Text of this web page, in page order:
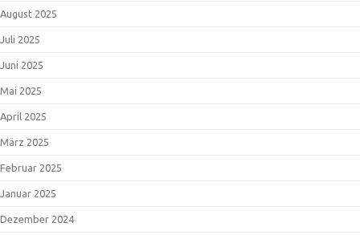
August 2025
Juli 2025
Juni 2025
Mai 2025
April 2025
März 2025
Februar 2025
Januar 2025
Dezember 2024